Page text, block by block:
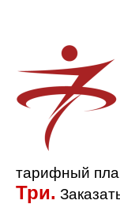
тарифный
Три.